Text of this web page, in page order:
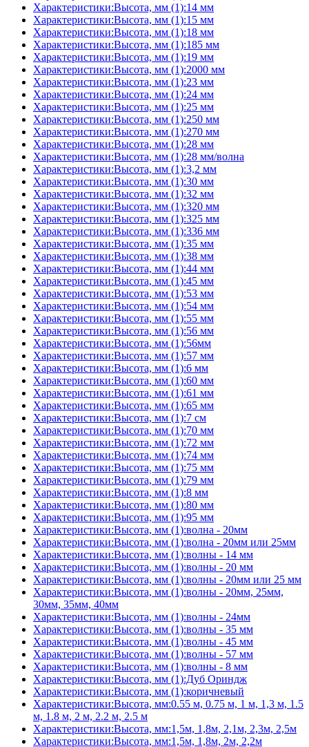
Характеристики:Высота, мм (1):14 мм
Характеристики:Высота, мм (1):15 мм
Характеристики:Высота, мм (1):18 мм
Характеристики:Высота, мм (1):185 мм
Характеристики:Высота, мм (1):19 мм
Характеристики:Высота, мм (1):2000 мм
Характеристики:Высота, мм (1):23 мм
Характеристики:Высота, мм (1):24 мм
Характеристики:Высота, мм (1):25 мм
Характеристики:Высота, мм (1):250 мм
Характеристики:Высота, мм (1):270 мм
Характеристики:Высота, мм (1):28 мм
Характеристики:Высота, мм (1):28 мм/волна
Характеристики:Высота, мм (1):3,2 мм
Характеристики:Высота, мм (1):30 мм
Характеристики:Высота, мм (1):32 мм
Характеристики:Высота, мм (1):320 мм
Характеристики:Высота, мм (1):325 мм
Характеристики:Высота, мм (1):336 мм
Характеристики:Высота, мм (1):35 мм
Характеристики:Высота, мм (1):38 мм
Характеристики:Высота, мм (1):44 мм
Характеристики:Высота, мм (1):45 мм
Характеристики:Высота, мм (1):53 мм
Характеристики:Высота, мм (1):54 мм
Характеристики:Высота, мм (1):55 мм
Характеристики:Высота, мм (1):56 мм
Характеристики:Высота, мм (1):56мм
Характеристики:Высота, мм (1):57 мм
Характеристики:Высота, мм (1):6 мм
Характеристики:Высота, мм (1):60 мм
Характеристики:Высота, мм (1):61 мм
Характеристики:Высота, мм (1):65 мм
Характеристики:Высота, мм (1):7 см
Характеристики:Высота, мм (1):70 мм
Характеристики:Высота, мм (1):72 мм
Характеристики:Высота, мм (1):74 мм
Характеристики:Высота, мм (1):75 мм
Характеристики:Высота, мм (1):79 мм
Характеристики:Высота, мм (1):8 мм
Характеристики:Высота, мм (1):80 мм
Характеристики:Высота, мм (1):95 мм
Характеристики:Высота, мм (1):волна - 20мм
Характеристики:Высота, мм (1):волна - 20мм или 25мм
Характеристики:Высота, мм (1):волны - 14 мм
Характеристики:Высота, мм (1):волны - 20 мм
Характеристики:Высота, мм (1):волны - 20мм или 25 мм
Характеристики:Высота, мм (1):волны - 20мм, 25мм,
30мм, 35мм, 40мм
Характеристики:Высота, мм (1):волны - 24мм
Характеристики:Высота, мм (1):волны - 35 мм
Характеристики:Высота, мм (1):волны - 45 мм
Характеристики:Высота, мм (1):волны - 57 мм
Характеристики:Высота, мм (1):волны - 8 мм
Характеристики:Высота, мм (1):Дуб Ориндж
Характеристики:Высота, мм (1):коричневый
Характеристики:Высота, мм:0.55 м, 0.75 м, 1 м, 1,3 м, 1.5
м, 1.8 м, 2 м, 2.2 м, 2.5 м
Характеристики:Высота, мм:1,5м, 1,8м, 2,1м, 2,3м, 2,5м
Характеристики:Высота, мм:1,5м, 1,8м, 2м, 2,2м